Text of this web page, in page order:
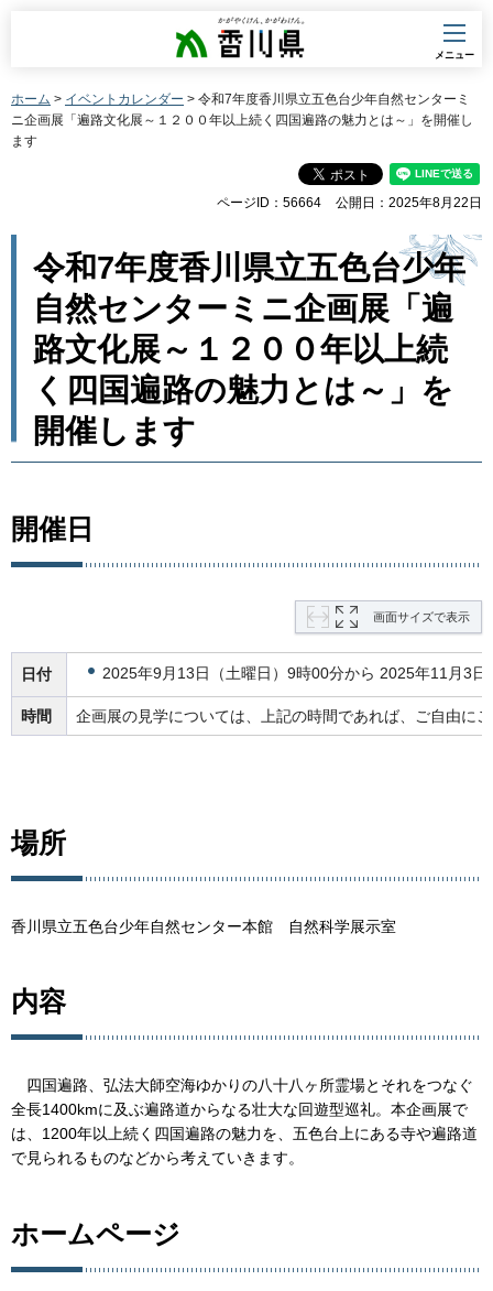
香川県
メニュー
ホーム > イベントカレンダー > 令和7年度香川県立五色台少年自然センターミ
ニ企画展「遍路文化展～１２００年以上続く四国遍路の魅力とは～」を開催し
ます
ページID：56664 公開日：2025年8月22日
令和7年度香川県立五色台少年
自然センターミニ企画展「遍
路文化展～１２００年以上続
く四国遍路の魅力とは～」を
開催します
開催日
画面サイズで表示
日付 2025年9月13日（土曜日）9時00分から 2025年11月3
時間 企画展の見学については、上記の時間であれば、ご自由に
場所
香川県立五色台少年自然センター本館 自然科学展示室
内容
四国遍路、弘法大師空海ゆかりの八十八ヶ所霊場とそれをつなぐ
全長1400kmに及ぶ遍路道からなる壮大な回遊型巡礼。本企画展で
は、1200年以上続く四国遍路の魅力を、五色台上にある寺や遍路道
で見られるものなどから考えていきます。
ホームページ